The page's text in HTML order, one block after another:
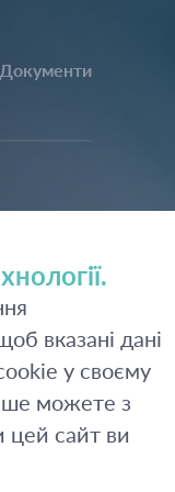
Документи
вказані дані
у своєму
можете з
сайт ви